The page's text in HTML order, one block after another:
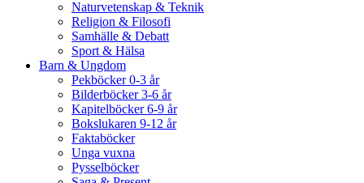
Naturvetenskap & Teknik
Religion & Filosofi
Samhälle & Debatt
Sport & Hälsa
Barn & Ungdom
Pekböcker 0-3 år
Bilderböcker 3-6 år
Kapitelböcker 6-9 år
Bokslukaren 9-12 år
Faktaböcker
Unga vuxna
Pysselböcker